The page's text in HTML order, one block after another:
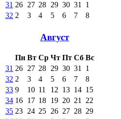
31 26 27 28 29 30 31
1
32 2 3 4 5 6 7 8
Август
Пн Вт Ср Чт Пт Сб Вс
31 26 27 28 29 30 31
1
32 2 3 4 5 6 7
8
33 9 10 11 12 13 14 15
34 16 17 18 19 20 21
22
35 23 24 25 26 27 28 29